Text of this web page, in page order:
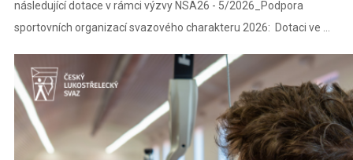
následující dotace v rámci výzvy NSA26 - 5/2026_Podpora
sportovních organizací svazového charakteru 2026: Dotaci ve ...